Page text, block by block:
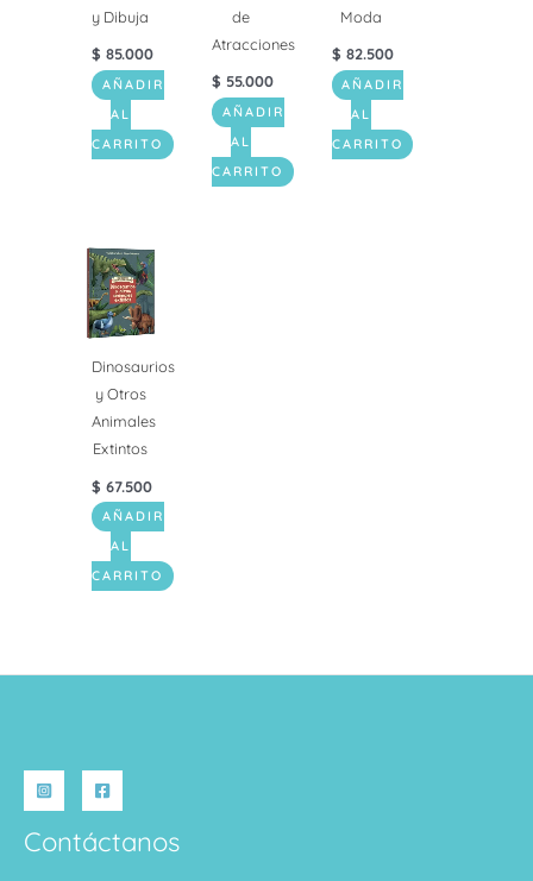
y Dibuja
$ 85.000
AÑADIR
AL
CARRITO
de
Atracciones
$ 55.000
AÑADIR
AL
CARRITO
Moda
$ 82.500
AÑADIR
AL
CARRITO
Dinosaurios
y Otros
Animales
Extintos
$ 67.500
AÑADIR
AL
CARRITO
Contáctanos